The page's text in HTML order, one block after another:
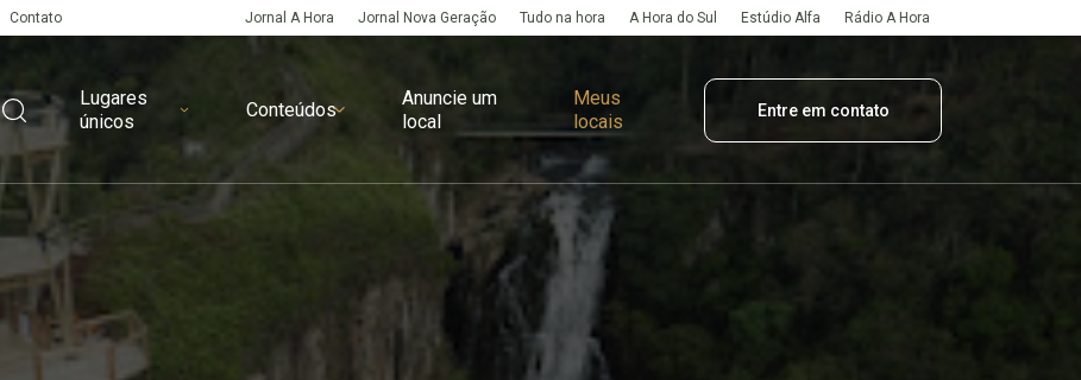
Contato Jornal A Hora Jornal Nova Geração Tudo na hora A Hora do Sul Estúdio Alfa Rádio A Hora
Lugares
únicos
Conteúdos
Anuncie um
local
Meus
locais
Entre em contato